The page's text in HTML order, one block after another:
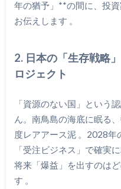
年の猶予」**の間に、投
お伝えします 。
2. 日本の「生存戦略
ロジェクト
「資源のない国」という
ん。南鳥島の海底に眠る
度レアアース泥 。2028年
「受注ビジネス」で確実
将来「爆益」を出すのは
す 。